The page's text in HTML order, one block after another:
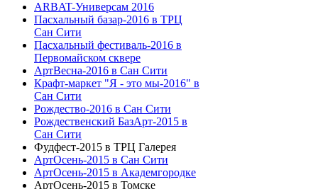
ARBAT-Универсам 2016
Пасхальный базар-2016 в ТРЦ
Сан Сити
Пасхальный фестиваль-2016 в
Первомайском сквере
АртВесна-2016 в Сан Сити
Крафт-маркет "Я - это мы-2016" в
Сан Сити
Рождество-2016 в Сан Сити
Рождественский БазАрт-2015 в
Сан Сити
Фудфест-2015 в ТРЦ Галерея
АртОсень-2015 в Сан Сити
АртОсень-2015 в Академгородке
АртОсень-2015 в Томске